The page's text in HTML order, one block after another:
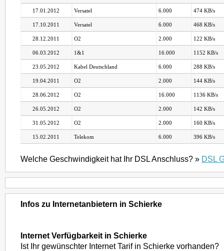
17.01.2012 Versatel 6.000 474 KB/s
17.10.2011 Versatel 6.000 468 KB/s
28.12.2011 O2 2.000 122 KB/s
06.03.2012 1&1 16.000 1152 KB/s
23.05.2012 Kabel Deutschland 6.000 288 KB/s
19.04.2011 O2 2.000 144 KB/s
28.06.2012 O2 16.000 1136 KB/s
26.05.2012 O2 2.000 142 KB/s
31.05.2012 O2 2.000 160 KB/s
15.02.2011 Telekom 6.000 396 KB/s
Welche Geschwindigkeit hat Ihr DSL Anschluss? » DSL
Infos zu Internetanbietern in Schierke
Internet Verfügbarkeit in Schierke
Ist Ihr gewünschter Internet Tarif in Schierke vorhanden?